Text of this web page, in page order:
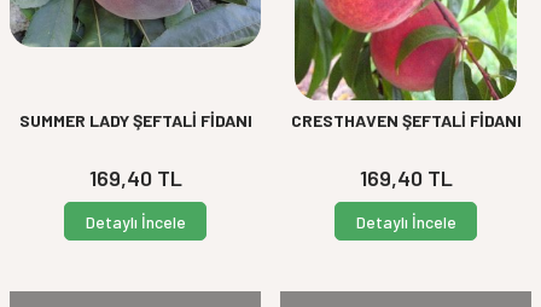
SUMMER LADY ŞEFTALİ FİDANI
169,40TL
Detaylı İncele
CRESTHAVEN ŞEFTALİ FİDANI
169,40TL
Detaylı İncele